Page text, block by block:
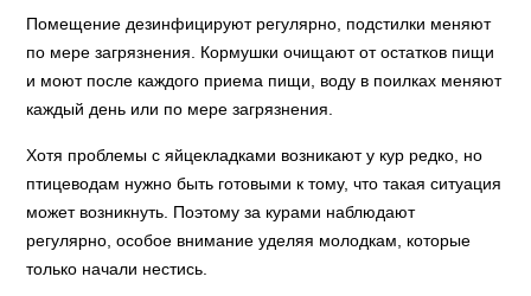
Помещение дезинфицируют регулярно, подстилки меняют
по мере загрязнения. Кормушки очищают от остатков пищи
и моют после каждого приема пищи, воду в поилках меняют
каждый день или по мере загрязнения.
Хотя проблемы с яйцекладками возникают у кур редко, но
птицеводам нужно быть готовыми к тому, что такая ситуация
может возникнуть. Поэтому за курами наблюдают
регулярно, особое внимание уделяя молодкам, которые
только начали нестись.